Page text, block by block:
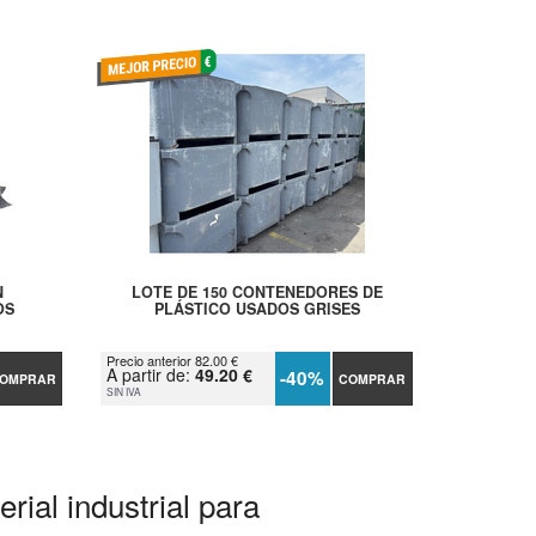
LOTE DE 150 CONTENEDORES DE
PLÁSTICO USADOS GRISES
Precio anterior 82.00 €
A partir de:49.20 €
SIN IVA -40% COMPRAR
industrial para